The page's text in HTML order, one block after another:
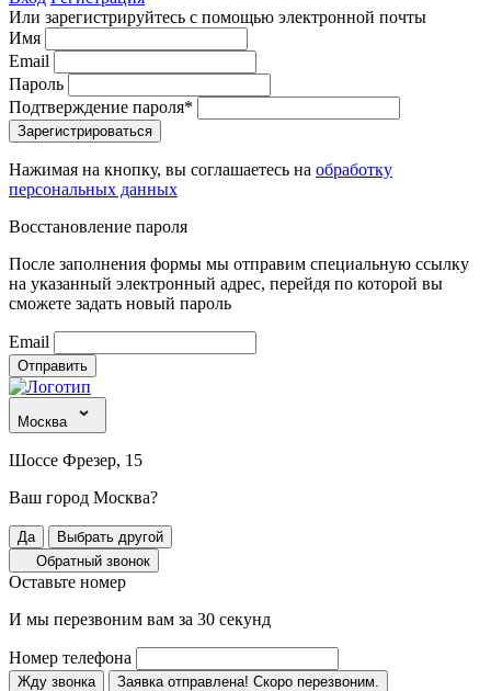
Или зарегистрируйтесь с помощью электронной почты
Имя
Email
Пароль
Подтверждение пароля*
Зарегистрироваться
Нажимая на кнопку, вы соглашаетесь на обработку
персональных данных
Восстановление пароля
После заполнения формы мы отправим специальную ссылку
на указанный электронный адрес, перейдя по которой вы
сможете задать новый пароль
Email
Отправить
Москва
Шоссе Фрезер, 15
Ваш город Москва?
Да
Выбрать другой
Обратный звонок
Оставьте номер
И мы перезвоним вам за 30 секунд
Номер телефона
Жду звонка Заявка отправлена! Скоро перезвоним.